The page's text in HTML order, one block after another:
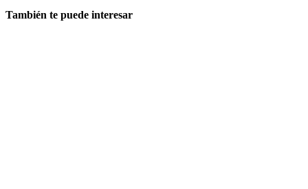
También te puede interesar